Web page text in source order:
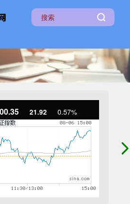
21.92 0.57%